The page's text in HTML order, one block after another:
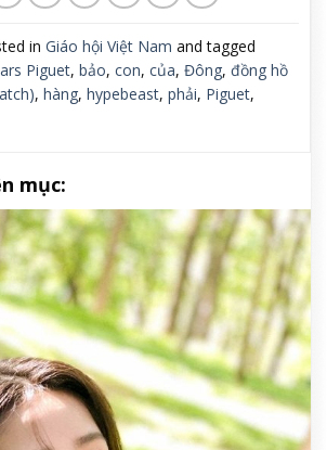
in Giáo hội Việt Nam and tagged
Piguet, bảo, con, của, Đông, đồng hồ
, hàng, hypebeast, phải, Piguet,
mục: